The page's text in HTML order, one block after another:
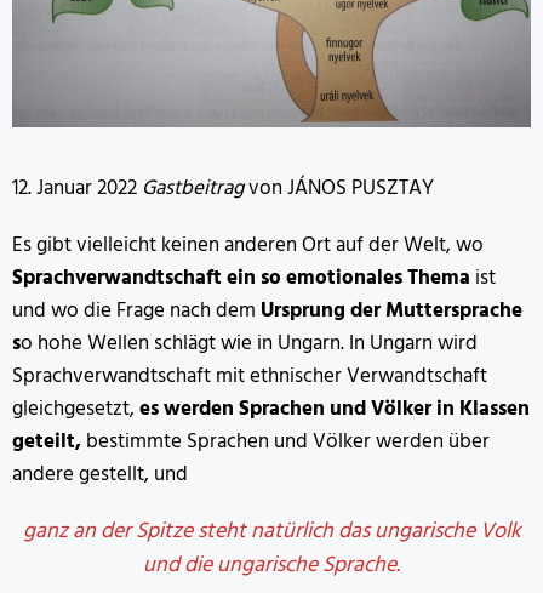
12. Januar 2022 Gastbeitragvon JÁNOS PUSZTAY
Es gibt vielleicht keinen anderen Ort auf der Welt, wo
Sprachverwandtschaft ein so emotionales Thema ist
und wo die Frage nach dem Ursprung der Muttersprache
so hohe Wellen schlägt wie in Ungarn. In Ungarn wird
Sprachverwandtschaft mit ethnischer Verwandtschaft
gleichgesetzt,es werden Sprachen und Völker in Klassen
geteilt,bestimmte Sprachen und Völker werden über
andere gestellt, und
ganz an der Spitze steht natürlich das ungarische Volk
und die ungarische Sprache.